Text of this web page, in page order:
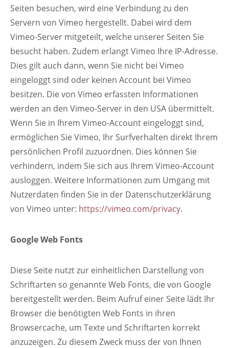
Seiten besuchen, wird eine Verbindung zu den
Servern von Vimeo hergestellt. Dabei wird dem
Vimeo-Server mitgeteilt, welche unserer Seiten Sie
besucht haben. Zudem erlangt Vimeo Ihre IP-Adresse.
Dies gilt auch dann, wenn Sie nicht bei Vimeo
eingeloggt sind oder keinen Account bei Vimeo
besitzen. Die von Vimeo erfassten Informationen
werden an den Vimeo-Server in den USA übermittelt.
Wenn Sie in Ihrem Vimeo-Account eingeloggt sind,
ermöglichen Sie Vimeo, Ihr Surfverhalten direkt Ihrem
persönlichen Profil zuzuordnen. Dies können Sie
verhindern, indem Sie sich aus Ihrem Vimeo-Account
ausloggen. Weitere Informationen zum Umgang mit
Nutzerdaten finden Sie in der Datenschutzerklärung
von Vimeo unter: https://vimeo.com/privacy.
Google Web Fonts
Diese Seite nutzt zur einheitlichen Darstellung von
Schriftarten so genannte Web Fonts, die von Google
bereitgestellt werden. Beim Aufruf einer Seite lädt Ihr
Browser die benötigten Web Fonts in ihren
Browsercache, um Texte und Schriftarten korrekt
anzuzeigen. Zu diesem Zweck muss der von Ihnen